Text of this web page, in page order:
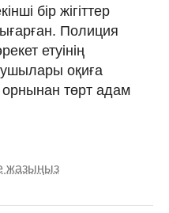
бір жігіттер
Полиция
етуінің
оқиға
төрт адам
жазыңыз